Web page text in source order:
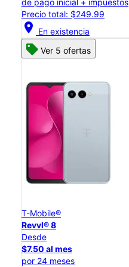
de pago inicial + impuestos
Precio total: $249.99
location_on En existencia
Ver 5 ofertas
T-Mobile®
Revvl® 8
Desde
$7.50 al mes
por 24 meses